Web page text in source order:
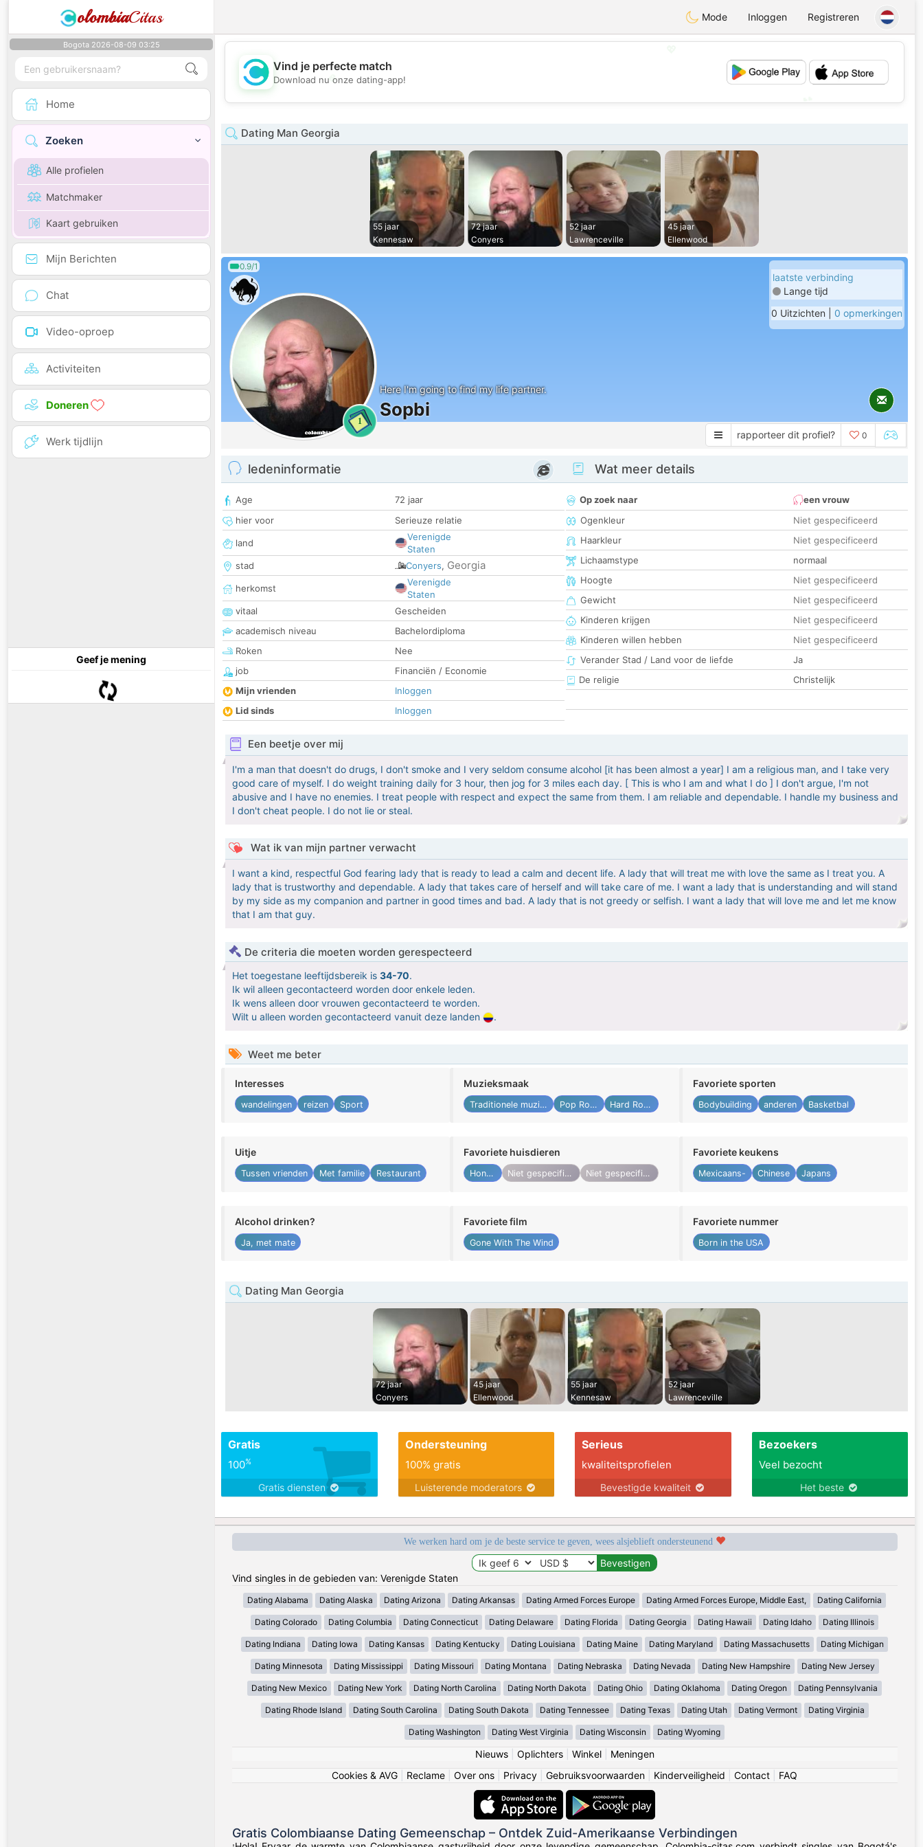
olombiaCitas Mode Inloggen Registreren
Bogota 2026-08-09 03:25
Home
Zoeken
Alle profielen
Matchmaker
Kaart gebruiken
Mijn Berichten
Chat
Video-oproep
Activiteiten
Doneren
Werk tijdlijn
Geef je mening
💖
💕
Vind je perfecte match
Download nu onze dating-app!
Dating Man Georgia
55 jaar
Kennesaw
72 jaar
Conyers
52 jaar
Lawrenceville
45 jaar
Ellenwood
0.9/1
1
Here I'm going to find my life partner.
Sopbi
laatste verbinding
Lange tijd
0 Uitzichten | 0 opmerkingen
rapporteer dit profiel? 0
ledeninformatie
Age
72 jaar
hier voor
Serieuze relatie
land
Verenigde
Staten
stad
Conyers, Georgia
herkomst
Verenigde
Staten
vitaal
Gescheiden
academisch niveau
Bachelordiploma
Roken
Nee
job
Financiën / Economie
Mijn vrienden
Inloggen
Lid sinds
Inloggen
Wat meer details
Op zoek naar
een vrouw
Ogenkleur
Niet gespecificeerd
Haarkleur
Niet gespecificeerd
Lichaamstype
normaal
Hoogte
Niet gespecificeerd
Gewicht
Niet gespecificeerd
Kinderen krijgen
Niet gespecificeerd
Kinderen willen hebben
Niet gespecificeerd
Verander Stad / Land voor de liefde
Ja
De religie
Christelijk
Een beetje over mij
I'm a man that doesn't do drugs, I don't smoke and I very seldom consume alcohol [it has been almost a year] I am a religious man, and I take very
good care of myself. I do weight training daily for 3 hour, then jog for 3 miles each day. [ This is who I am and what I do ] I don't argue, I'm not
abusive and I have no enemies. I treat people with respect and expect the same from them. I am reliable and dependable. I handle my business and
I don't cheat people. I do not lie or steal.
Wat ik van mijn partner verwacht
I want a kind, respectful God fearing lady that is ready to lead a calm and decent life. A lady that will treat me with love the same as I treat you. A
lady that is trustworthy and dependable. A lady that takes care of herself and will take care of me. I want a lady that is understanding and will stand
by my side as my companion and partner in good times and bad. A lady that is not greedy or selfish. I want a lady that will love me and let me know
that I am that guy.
De criteria die moeten worden gerespecteerd
Het toegestane leeftijdsbereik is 34-70.
Ik wil alleen gecontacteerd worden door enkele leden.
Ik wens alleen door vrouwen gecontacteerd te worden.
Wilt u alleen worden gecontacteerd vanuit deze landen
.
Weet me beter
Interesses
wandelingen reizen Sport
Muzieksmaak
Traditionele muziek Pop Rock Hard Rock
Favoriete sporten
Bodybuilding anderen Basketbal
Uitje
Tussen vrienden Met familie Restaurant
Favoriete huisdieren
Honden Niet gespecificeerd Niet gespecificeerd
Favoriete keukens
Mexicaans- Chinese Japans
Alcohol drinken?
Ja, met mate
Favoriete film
Gone With The Wind
Favoriete nummer
Born in the USA
Dating Man Georgia
72 jaar
Conyers
45 jaar
Ellenwood
55 jaar
Kennesaw
52 jaar
Lawrenceville
Gratis
100%
Gratis diensten
Ondersteuning
100% gratis
Luisterende moderators
Serieus
kwaliteitsprofielen
Bevestigde kwaliteit
Bezoekers
Veel bezocht
Het beste
We werken hard om je de beste service te geven, wees alsjeblieft ondersteunend
Vind singles in de gebieden van: Verenigde Staten
Dating Alabama Dating Alaska Dating Arizona Dating Arkansas Dating Armed Forces Europe Dating Armed Forces Europe, Middle East, Dating California
Dating Colorado Dating Columbia Dating Connecticut Dating Delaware Dating Florida Dating Georgia Dating Hawaii Dating Idaho Dating Illinois
Dating Indiana Dating Iowa Dating Kansas Dating Kentucky Dating Louisiana Dating Maine Dating Maryland Dating Massachusetts Dating Michigan
Dating Minnesota Dating Mississippi Dating Missouri Dating Montana Dating Nebraska Dating Nevada Dating New Hampshire Dating New Jersey
Dating New Mexico Dating New York Dating North Carolina Dating North Dakota Dating Ohio Dating Oklahoma Dating Oregon Dating Pennsylvania
Dating Rhode Island Dating South Carolina Dating South Dakota Dating Tennessee Dating Texas Dating Utah Dating Vermont Dating Virginia
Dating Washington Dating West Virginia Dating Wisconsin Dating Wyoming
Nieuws| Oplichters| Winkel| Meningen
Cookies & AVG
Reclame Over ons Privacy Gebruiksvoorwaarden Kinderveiligheid Contact FAQ
Gratis Colombiaanse Dating Gemeenschap – Ontdek Zuid-Amerikaanse Verbindingen